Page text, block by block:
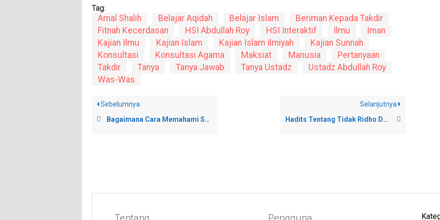
Tag:
Amal Shalih Belajar Aqidah Belajar Islam
Beriman Kepada Takdir
Fitnah Kecerdasan
HSI Abdullah Roy HSI Interaktif Ilmu
Iman
Kajian Ilmu
Kajian Islam Kajian Islam Ilmiyah
Kajian Sunnah
Konsultasi
Konsultasi Agama Maksiat Manusia
Pertanyaan
Takdir
Tanya Tanya Jawab Tanya Ustadz
Ustadz Abdullah Roy
Was-Was
Sebelumnya
Bagaimana Cara Memahami Suatu Urutan Tentang Qadar Allah?
Selanjutnya
Hadits Tentang Tidak Ridho Dengan Takdir Allah Tidak Akan Mendapat Syafa’at